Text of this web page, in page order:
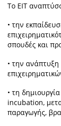
Το ΕΙΤ
• την
σπουδές και
• την
• τη
incubation,
παραγωγής,